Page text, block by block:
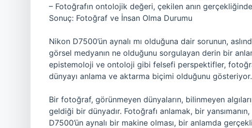
– Fotoğrafın ontolojik değeri, çekilen anın
Sonuç: Fotoğraf ve İnsan Olma Durumu
Nikon D7500’ün aynalı mı olduğuna dair sorunun,
görsel medyanın ne olduğunu sorgulayan derin bir
epistemoloji ve ontoloji gibi felsefi perspektifler,
dünyayı anlama ve aktarma biçimi olduğunu gösteriyor.
Bir fotoğraf, görünmeyen dünyaların, bilinmeyen
geldiği bir dünyadır. Fotoğrafı anlamak, bir
D7500’ün aynalı bir makine olması, bir anlamda